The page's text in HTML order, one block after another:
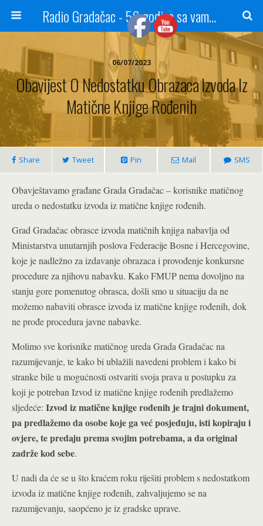
Radio Gradačac - 56 godina sa vama...
06/07/2023
Obavijest O Nedostatku Obrazaca Izvoda Iz
Matične Knjige Rođenih
Share Tweet Pin Mail SMS
Obavještavamo građane Grada Gradačac – korisnike matičnog
ureda o nedostatku izvoda iz matične knjige rođenih.
Grad Gradačac obrasce izvoda matičnih knjiga nabavlja od
Ministarstva unutarnjih poslova Federacije Bosne i Hercegovine,
koje je nadležno za izdavanje obrazaca i provođenje konkursne
procedure za njihovu nabavku. Kako FMUP nema dovoljno na
stanju gore pomenutog obrasca, došli smo u situaciju da ne
možemo nabaviti obrasce izvoda iz matične knjige rođenih, dok
ne prođe procedura javne nabavke.
Molimo sve korisnike matičnog ureda Grada Gradačac na
razumijevanje, te kako bi ublažili navedeni problem i kako bi
stranke bile u mogućnosti ostvariti svoja prava u postupku za
koji je potreban Izvod iz matične knjige rođenih predlažemo
sljedeće: Izvod iz matične knjige rođenih je trajni dokument,
pa predlažemo da osobe koje ga već posjeduju, isti kopiraju i
ovjere, te predaju prema svojim potrebama, a da original
zadrže kod sebe.
U nadi da će se u što kraćem roku riješiti problem s nedostatkom
izvoda iz matične knjige rođenih, zahvaljujemo se na
razumijevanju, saopćeno je iz gradske uprave.